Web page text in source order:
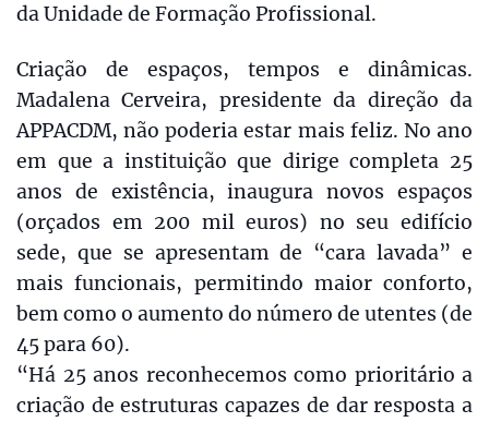
da Unidade de Formação Profissional.
Criação de espaços, tempos e dinâmicas.
Madalena Cerveira, presidente da direção da
APPACDM, não poderia estar mais feliz. No ano
em que a instituição que dirige completa 25
anos de existência, inaugura novos espaços
(orçados em 200 mil euros) no seu edifício
sede, que se apresentam de “cara lavada” e
mais funcionais, permitindo maior conforto,
bem como o aumento do número de utentes (de
45 para 60).
“Há 25 anos reconhecemos como prioritário a
criação de estruturas capazes de dar resposta a